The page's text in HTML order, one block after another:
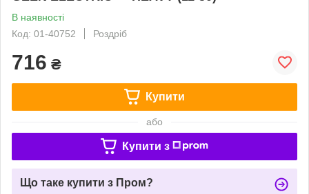
В наявності
Код: 01-40752
Роздріб
716 ₴
Купити
або
Купити з
Що таке купити з Пром?